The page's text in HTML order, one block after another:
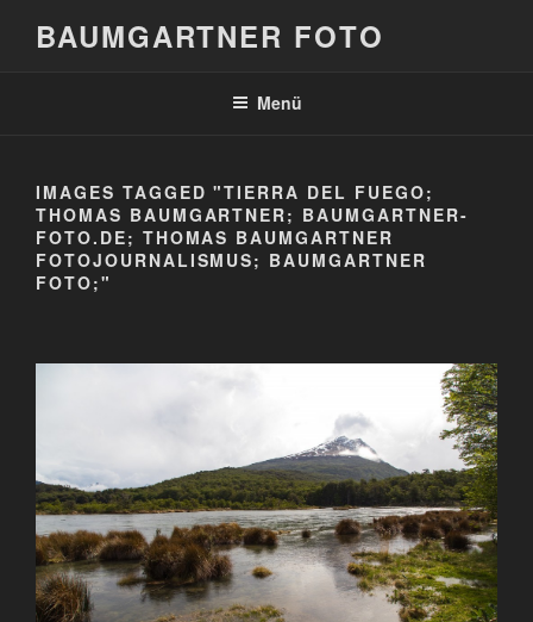
BAUMGARTNER FOTO
Menü
IMAGES TAGGED "TIERRA DEL FUEGO;
THOMAS BAUMGARTNER; BAUMGARTNER-
FOTO.DE; THOMAS BAUMGARTNER
FOTOJOURNALISMUS; BAUMGARTNER
FOTO;"